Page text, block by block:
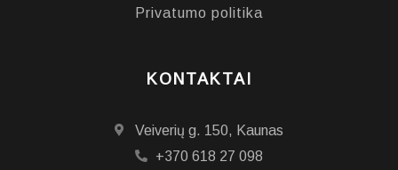
Privatumo politika
KONTAKTAI
Veiverių g. 150, Kaunas
+370 618 27 098